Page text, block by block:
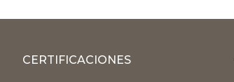
CERTIFICACIONES